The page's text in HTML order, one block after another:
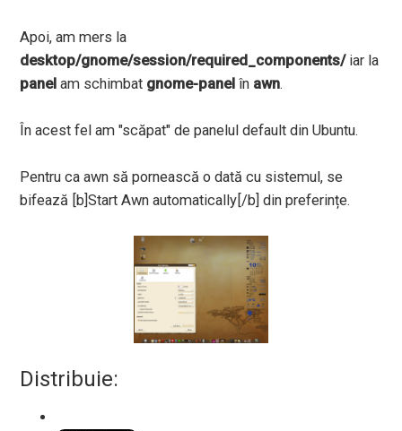
Apoi, am mers la
desktop/gnome/session/required_components/iar la
panel am schimbat gnome-panel în awn.
În acest fel am "scăpat" de panelul default din Ubuntu.
Pentru ca awn să pornească o dată cu sistemul, se
bifează [b]Start Awn automatically[/b] din preferințe.
Distribuie: